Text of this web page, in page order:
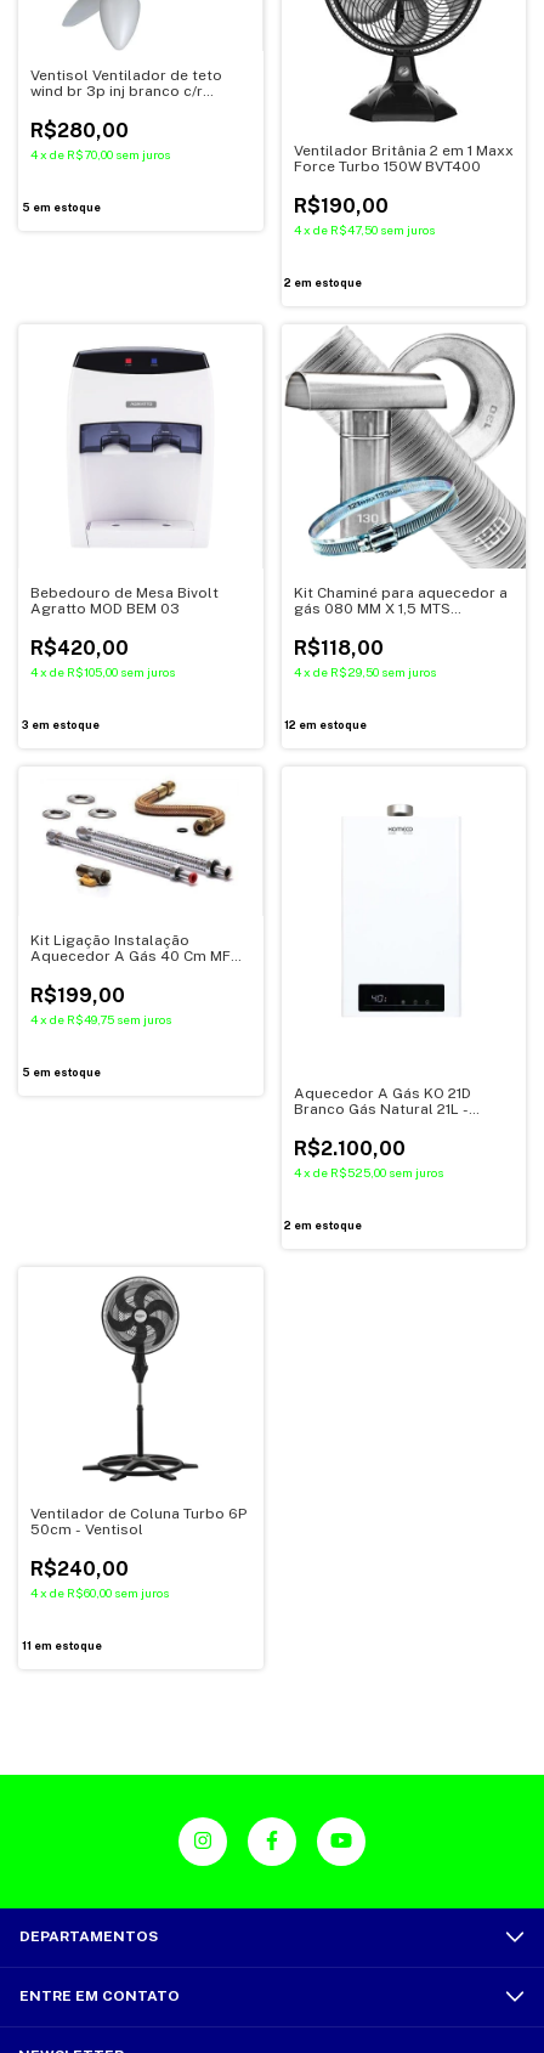
Ventisol Ventilador de teto
wind br 3p inj branco c/r
R$280,00
4x de R$70,00 sem juros
5 em estoque
Ventilador Britânia 2 em 1 Maxx
Force Turbo 150W BVT400
R$190,00
4 x de R$47,50 sem juros
2 em estoque
Bebedouro de Mesa Bivolt
Agratto MOD BEM 03
R$420,00
4x de R$105,00 sem juros
3 em estoque
Kit Chaminé para aquecedor a
gás 080 MM X 1,5 MTS
R$118,00
4 x de R$29,50 sem juros
12 em estoque
Kit Ligação Instalação
Aquecedor A Gás 40 Cm MF
R$199,00
4x de R$49,75 sem juros
5 em estoque
Aquecedor A Gás KO 21D
Branco Gás Natural 21L -
R$2.100,00
4 x de R$525,00 sem juros
2 em estoque
Ventilador de Coluna Turbo 6P
50cm - Ventisol
R$240,00
4x de R$60,00 sem juros
11 em estoque
DEPARTAMENTOS
ENTRE EM CONTATO